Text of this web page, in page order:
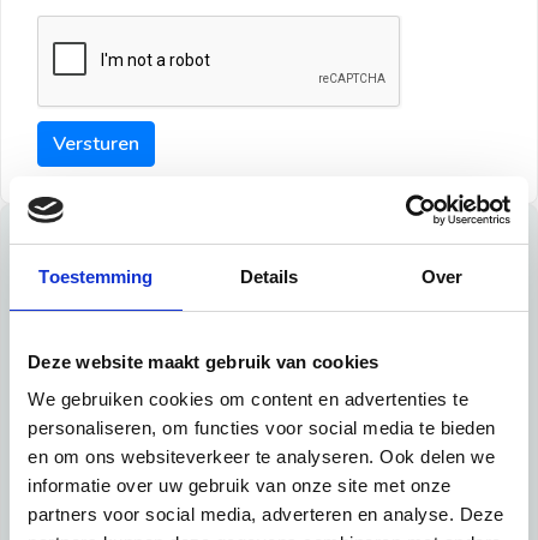
Toestemming Details Over
Deze website maakt gebruik van cookies
We gebruiken cookies om content en advertenties te
personaliseren, om functies voor social media te bieden
en om ons websiteverkeer te analyseren. Ook delen we
informatie over uw gebruik van onze site met onze
partners voor social media, adverteren en analyse. Deze
Versturen
Tips
Tip 1:
Schrijf een duidelijke introductie en geef de volgende
informatie mee:
Ben je student, werkachtig of werkzoekend